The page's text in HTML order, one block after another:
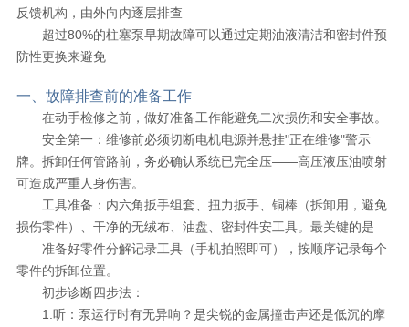
反馈机构，由外向内逐层排查
超过80%的柱塞泵早期故障可以通过定期油液清洁和密封件预
防性更换来避免
一、故障排查前的准备工作
在动手检修之前，做好准备工作能避免二次损伤和安全事故。
安全第一：维修前必须切断电机电源并悬挂"正在维修"警示
牌。拆卸任何管路前，务必确认系统已完全压——高压液压油喷射
可造成严重人身伤害。
工具准备：内六角扳手组套、扭力扳手、铜棒（拆卸用，避免
损伤零件）、干净的无绒布、油盘、密封件安工具。最关键的是
——准备好零件分解记录工具（手机拍照即可），按顺序记录每个
零件的拆卸位置。
初步诊断四步法：
1.听：泵运行时有无异响？是尖锐的金属撞击声还是低沉的摩